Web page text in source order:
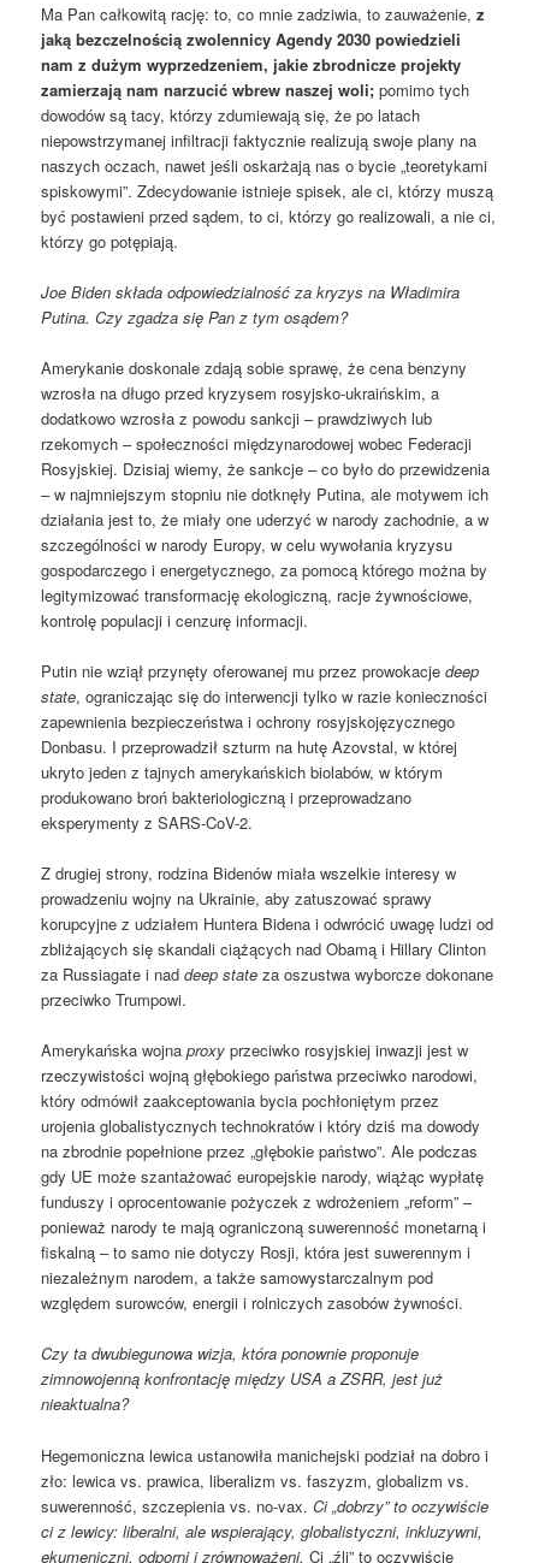
Ma Pan całkowitą rację: to, co mnie zadziwia, to zauważenie,z
jaką bezczelnością zwolennicy Agendy 2030 powiedzieli
nam z dużym wyprzedzeniem, jakie zbrodnicze projekty
zamierzają nam narzucić wbrew naszej woli;pomimo tych
dowodów są tacy, którzy zdumiewają się, że po latach
niepowstrzymanej infiltracji faktycznie realizują swoje plany na
naszych oczach, nawet jeśli oskarżają nas o bycie „teoretykami
spiskowymi”. Zdecydowanie istnieje spisek, ale ci, którzy muszą
być postawieni przed sądem, to ci, którzy go realizowali, a nie ci,
którzy go potępiają.
Joe Biden składa odpowiedzialność za kryzys na Władimira
Putina. Czy zgadza się Pan z tym osądem?
Amerykanie doskonale zdają sobie sprawę, że cena benzyny
wzrosła na długo przed kryzysem rosyjsko-ukraińskim, a
dodatkowo wzrosła z powodu sankcji – prawdziwych lub
rzekomych – społeczności międzynarodowej wobec Federacji
Rosyjskiej. Dzisiaj wiemy, że sankcje – co było do przewidzenia
– w najmniejszym stopniu nie dotknęły Putina, ale motywem ich
działania jest to, że miały one uderzyć w narody zachodnie, a w
szczególności w narody Europy, w celu wywołania kryzysu
gospodarczego i energetycznego, za pomocą którego można by
legitymizować transformację ekologiczną, racje żywnościowe,
kontrolę populacji i cenzurę informacji.
Putin nie wziął przynęty oferowanej mu przez prowokacjedeep
state, ograniczając się do interwencji tylko w razie konieczności
zapewnienia bezpieczeństwa i ochrony rosyjskojęzycznego
Donbasu. I przeprowadził szturm na hutę Azovstal, w której
ukryto jeden z tajnych amerykańskich biolabów, w którym
produkowano broń bakteriologiczną i przeprowadzano
eksperymenty z SARS-CoV-2.
Z drugiej strony, rodzina Bidenów miała wszelkie interesy w
prowadzeniu wojny na Ukrainie, aby zatuszować sprawy
korupcyjne z udziałem Huntera Bidena i odwrócić uwagę ludzi od
zbliżających się skandali ciążących nad Obamą i Hillary Clinton
za Russiagate i naddeep state za oszustwa wyborcze dokonane
przeciwko Trumpowi.
Amerykańska wojnaproxy przeciwko rosyjskiej inwazji jest w
rzeczywistości wojną głębokiego państwa przeciwko narodowi,
który odmówił zaakceptowania bycia pochłoniętym przez
urojenia globalistycznych technokratów i który dziś ma dowody
na zbrodnie popełnione przez „głębokie państwo”. Ale podczas
gdy UE może szantażować europejskie narody, wiążąc wypłatę
funduszy i oprocentowanie pożyczek z wdrożeniem „reform” –
ponieważ narody te mają ograniczoną suwerenność monetarną i
fiskalną – to samo nie dotyczy Rosji, która jest suwerennym i
niezależnym narodem, a także samowystarczalnym pod
względem surowców, energii i rolniczych zasobów żywności.
Czy ta dwubiegunowa wizja, która ponownie proponuje
zimnowojenną konfrontację między USA a ZSRR, jest już
nieaktualna?
Hegemoniczna lewica ustanowiła manichejski podział na dobro i
zło: lewica vs. prawica, liberalizm vs. faszyzm, globalizm vs.
suwerenność, szczepienia vs. no-vax.Ci „dobrzy” to oczywiście
ci z lewicy: liberalni, ale wspierający, globalistyczni, inkluzywni,
ekumeniczni, odporni i zrównoważeni. Ci „źli” to oczywiście